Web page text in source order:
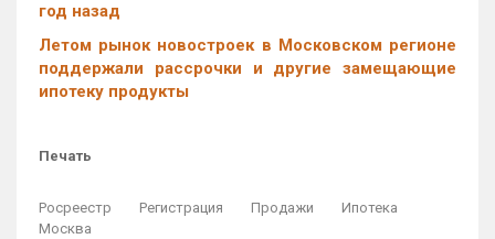
год назад
Летом рынок новостроек в Московском регионе
поддержали рассрочки и другие замещающие
ипотеку продукты
Печать
Росреестр Регистрация Продажи
Ипотека
Москва